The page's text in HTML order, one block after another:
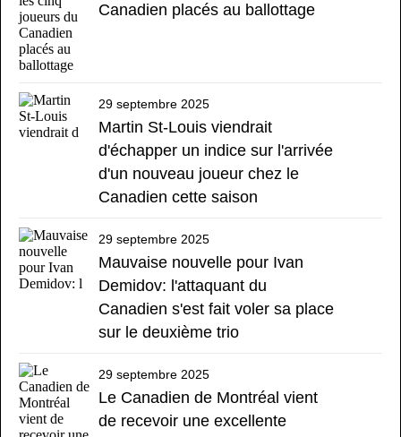
Canadien placés au ballottage
29 septembre 2025
Martin St-Louis viendrait
d'échapper un indice sur l'arrivée
d'un nouveau joueur chez le
Canadien cette saison
29 septembre 2025
Mauvaise nouvelle pour Ivan
Demidov: l'attaquant du
Canadien s'est fait voler sa place
sur le deuxième trio
29 septembre 2025
Le Canadien de Montréal vient
de recevoir une excellente